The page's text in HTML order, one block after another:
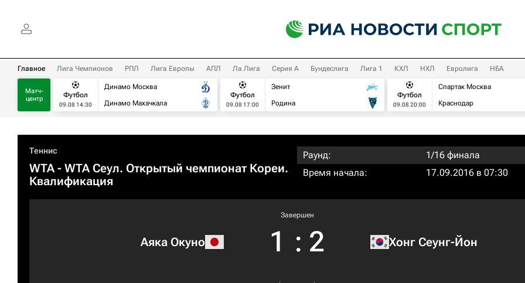
Главное Лига Чемпионов РПЛ Лига Европы АПЛ Ла Лига Серия А Бундеслига Лига 1 КХЛ НХЛ Евролига НБА
Матч-
центр
Футбол
09.08 14:30
Динамо Москва
Динамо Махачкала
Футбол
09.08 17:00
Зенит
Родина
Футбол
09.08 20:00
Спартак Москва
Краснодар
Теннис
WTA- WTA Сеул. Открытый чемпионат Кореи.
Квалификация
Раунд:
1/16 финала
Время начала:
17.09.2016 в 07:30
Аяка Окуно
Завершен
1 : 2 Хонг Сеунг-Йон